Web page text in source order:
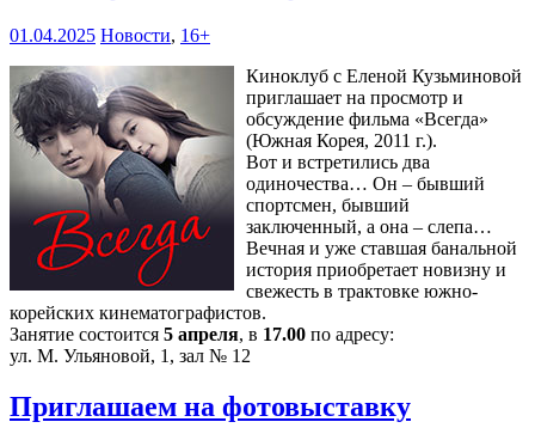
01.04.2025 Новости, 16+
Киноклуб с Еленой Кузьминовой
приглашает на просмотр и
обсуждение фильма «Всегда»
(Южная Корея, 2011 г.).
Вот и встретились два
одиночества… Он – бывший
спортсмен, бывший
заключенный, а она – слепа…
Вечная и уже ставшая банальной
история приобретает новизну и
свежесть в трактовке южно-
корейских кинематографистов.
Занятие состоится 5 апреля, в 17.00 по адресу:
ул. М. Ульяновой, 1, зал № 12
Приглашаем на фотовыставку